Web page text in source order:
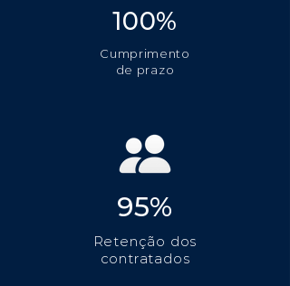
100%
Cumprimento
de prazo
95%
Retenção dos
contratados